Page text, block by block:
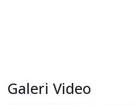
Galeri Video